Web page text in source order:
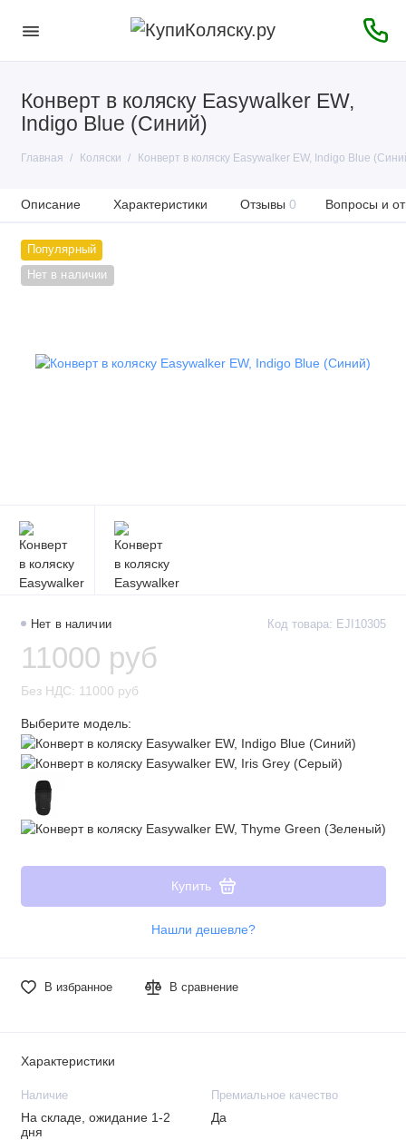
Конверт в коляску Easywalker EW,
Indigo Blue (Синий)
Главная Коляски Конверт в коляску Easywalker EW, Indigo Blue
Описание Характеристики Отзывы 0 Вопросы и
Популярный
Нет в наличии
Нет в наличии Код товара: EJI10305
11000 руб
Без НДС: 11000 руб
Выберите модель:
Купить
Нашли дешевле?
В избранное В сравнение
Характеристики
Наличие
На складе, ожидание 1-2
дня
Премиальное качество
Да